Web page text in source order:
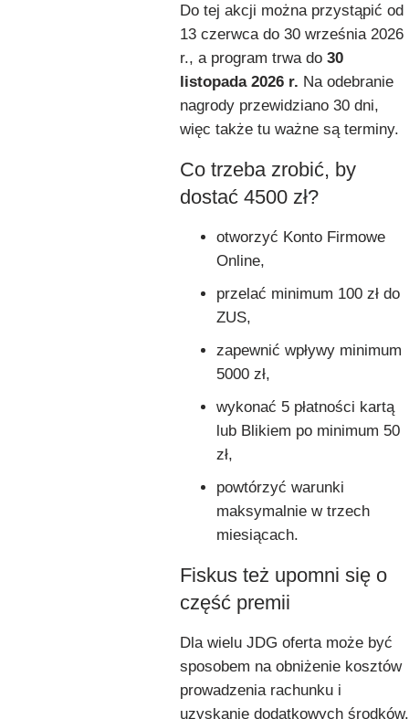
Do tej akcji można przystąpić od
13 czerwca do 30 września 2026
r., a program trwa do 30
listopada 2026 r. Na odebranie
nagrody przewidziano 30 dni,
więc także tu ważne są terminy.
Co trzeba zrobić, by
dostać 4500 zł?
otworzyć Konto Firmowe
Online,
przelać minimum 100 zł do
ZUS,
zapewnić wpływy minimum
5000 zł,
wykonać 5 płatności kartą
lub Blikiem po minimum 50
zł,
powtórzyć warunki
maksymalnie w trzech
miesiącach.
Fiskus też upomni się o
część premii
Dla wielu JDG oferta może być
sposobem na obniżenie kosztów
prowadzenia rachunku i
uzyskanie dodatkowych środków.